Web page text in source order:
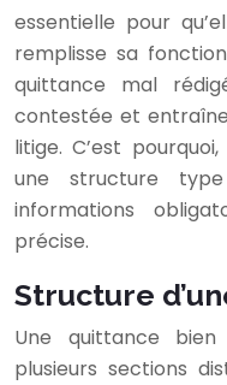
essentielle pour
remplisse sa
quittance mal
contestée et
litige. C’est
une structure
informations
précise.
Structure
Une quittance
plusieurs sections